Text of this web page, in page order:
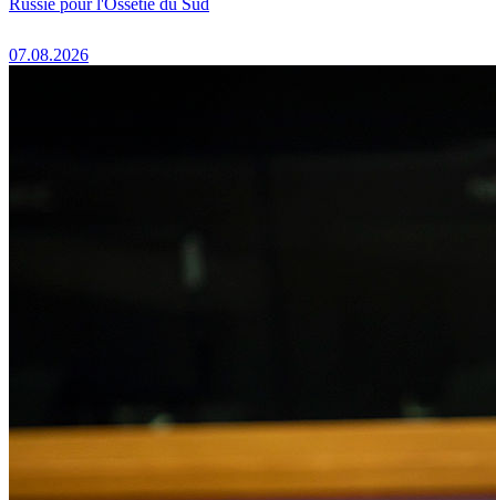
Russie pour l'Ossétie du Sud
07.08.2026